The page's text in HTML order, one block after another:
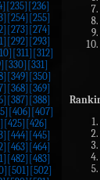
[235] [236]
[254] [255]
[273] [274]
[292] [293]
[311] [312]
[330] [331]
[349] [350]
[368] [369]
[387] [388]
[406] [407]
[425] [426]
[444] [445]
[463] [464]
[482] [483]
[501] [502]